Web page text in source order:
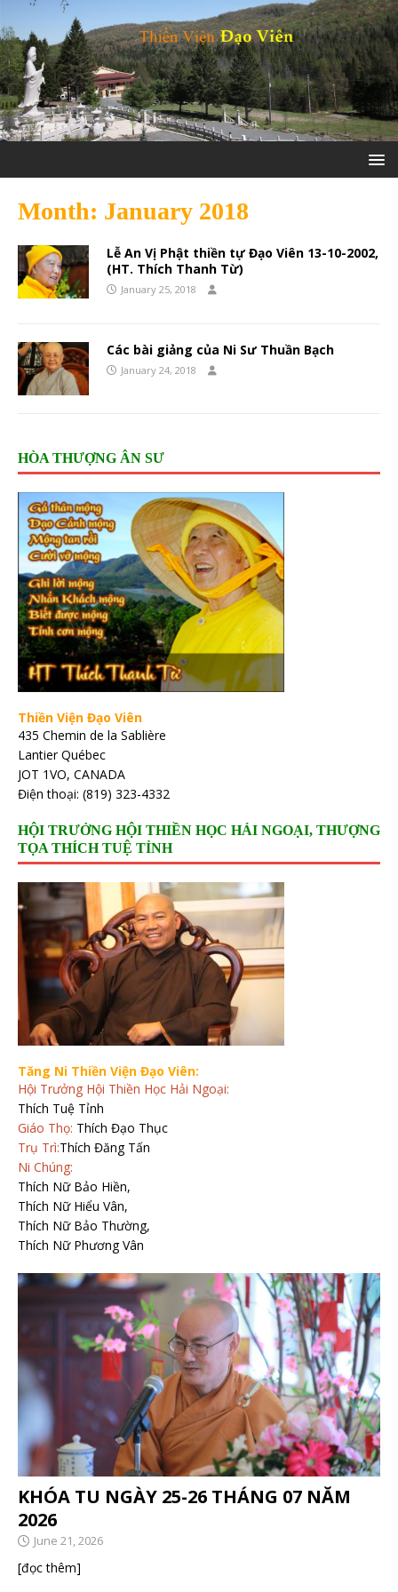
Month: January 2018
Lễ An Vị Phật thiền tự Đạo Viên 13-10-2002,
(HT. Thích Thanh Từ)
January 25, 2018
Các bài giảng của Ni Sư Thuần Bạch
January 24, 2018
HÒA THƯỢNG ÂN SƯ
Thiền Viện Đạo Viên
435 Chemin de la Sablière
Lantier Québec
JOT 1VO, CANADA
Điện thoại: (819) 323-4332
HỘI TRƯỞNG HỘI THIỀN HỌC HẢI NGOẠI, THƯỢNG
TỌA THÍCH TUỆ TỈNH
Tăng Ni Thiền Viện Đạo Viên:
Hội Trưởng Hội Thiền Học Hải Ngoại:
Thích Tuệ Tỉnh
Giáo Thọ: Thích Đạo Thục
Trụ Trì:Thích Đăng Tấn
Ni Chúng:
Thích Nữ Bảo Hiền,
Thích Nữ Hiểu Vân,
Thích Nữ Bảo Thường,
Thích Nữ Phương Vân
KHÓA TU NGÀY 25-26 THÁNG 07 NĂM
2026
June 21, 2026
[đọc thêm]